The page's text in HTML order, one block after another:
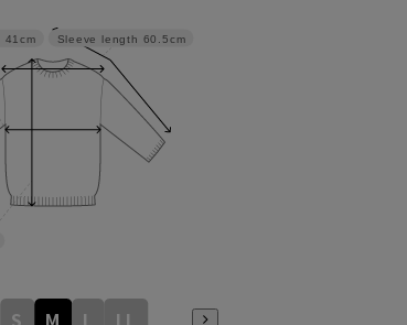
Sleeve length 60.5cm
41cm
S M L LL